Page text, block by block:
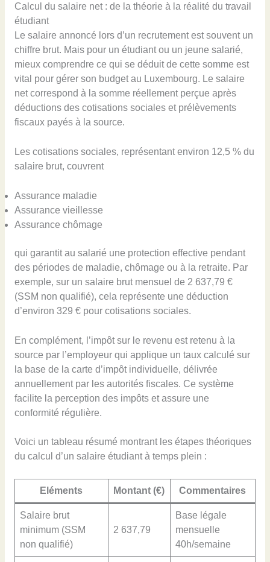
Calcul du salaire net : de la théorie à la réalité du travail
étudiant
Le salaire annoncé lors d’un recrutement est souvent un
chiffre brut. Mais pour un étudiant ou un jeune salarié,
mieux comprendre ce qui se déduit de cette somme est
vital pour gérer son budget au Luxembourg. Le salaire
net correspond à la somme réellement perçue après
déductions des cotisations sociales et prélèvements
fiscaux payés à la source.
Les cotisations sociales, représentant environ 12,5 % du
salaire brut, couvrent
Assurance maladie
Assurance vieillesse
Assurance chômage
qui garantit au salarié une protection effective pendant
des périodes de maladie, chômage ou à la retraite. Par
exemple, sur un salaire brut mensuel de 2 637,79 €
(SSM non qualifié), cela représente une déduction
d’environ 329 € pour cotisations sociales.
En complément, l’impôt sur le revenu est retenu à la
source par l’employeur qui applique un taux calculé sur
la base de la carte d’impôt individuelle, délivrée
annuellement par les autorités fiscales. Ce système
facilite la perception des impôts et assure une
conformité régulière.
Voici un tableau résumé montrant les étapes théoriques
du calcul d’un salaire étudiant à temps plein :
Eléments Montant (€) Commentaires
Salaire brut
minimum (SSM
non qualifié)
2 637,79
Base légale
mensuelle
40h/semaine